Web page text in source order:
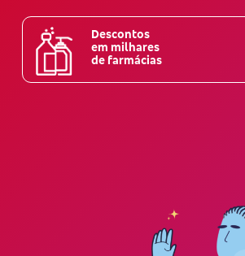
Descontos
em milhares
de farmácias